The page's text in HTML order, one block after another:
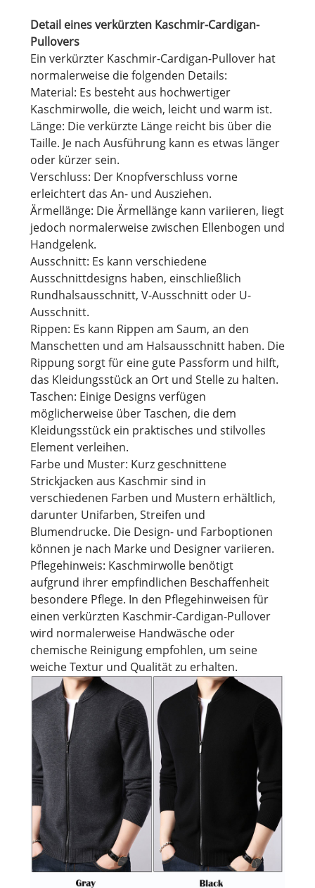
Detail eines verkürzten Kaschmir-Cardigan-
Pullovers
Ein verkürzter Kaschmir-Cardigan-Pullover hat
normalerweise die folgenden Details:
Material: Es besteht aus hochwertiger
Kaschmirwolle, die weich, leicht und warm ist.
Länge: Die verkürzte Länge reicht bis über die
Taille. Je nach Ausführung kann es etwas länger
oder kürzer sein.
Verschluss: Der Knopfverschluss vorne
erleichtert das An- und Ausziehen.
Ärmellänge: Die Ärmellänge kann variieren, liegt
jedoch normalerweise zwischen Ellenbogen und
Handgelenk.
Ausschnitt: Es kann verschiedene
Ausschnittdesigns haben, einschließlich
Rundhalsausschnitt, V-Ausschnitt oder U-
Ausschnitt.
Rippen: Es kann Rippen am Saum, an den
Manschetten und am Halsausschnitt haben. Die
Rippung sorgt für eine gute Passform und hilft,
das Kleidungsstück an Ort und Stelle zu halten.
Taschen: Einige Designs verfügen
möglicherweise über Taschen, die dem
Kleidungsstück ein praktisches und stilvolles
Element verleihen.
Farbe und Muster: Kurz geschnittene
Strickjacken aus Kaschmir sind in
verschiedenen Farben und Mustern erhältlich,
darunter Unifarben, Streifen und
Blumendrucke. Die Design- und Farboptionen
können je nach Marke und Designer variieren.
Pflegehinweis: Kaschmirwolle benötigt
aufgrund ihrer empfindlichen Beschaffenheit
besondere Pflege. In den Pflegehinweisen für
einen verkürzten Kaschmir-Cardigan-Pullover
wird normalerweise Handwäsche oder
chemische Reinigung empfohlen, um seine
weiche Textur und Qualität zu erhalten.